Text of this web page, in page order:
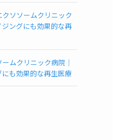
ソソームクリニック
ングにも効果的な再
ムクリニック病院｜
も効果的な再生医療